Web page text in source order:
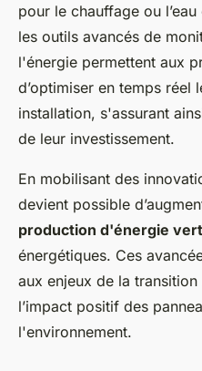
pour le chauffage ou
les outils avancés de
l'énergie permettent aux
d’optimiser en temps réel
installation, s'assurant
de leur investissement.
En mobilisant des
devient possible
production d'énergie
énergétiques. Ces
aux enjeux de la
l’impact positif des
l'environnement.